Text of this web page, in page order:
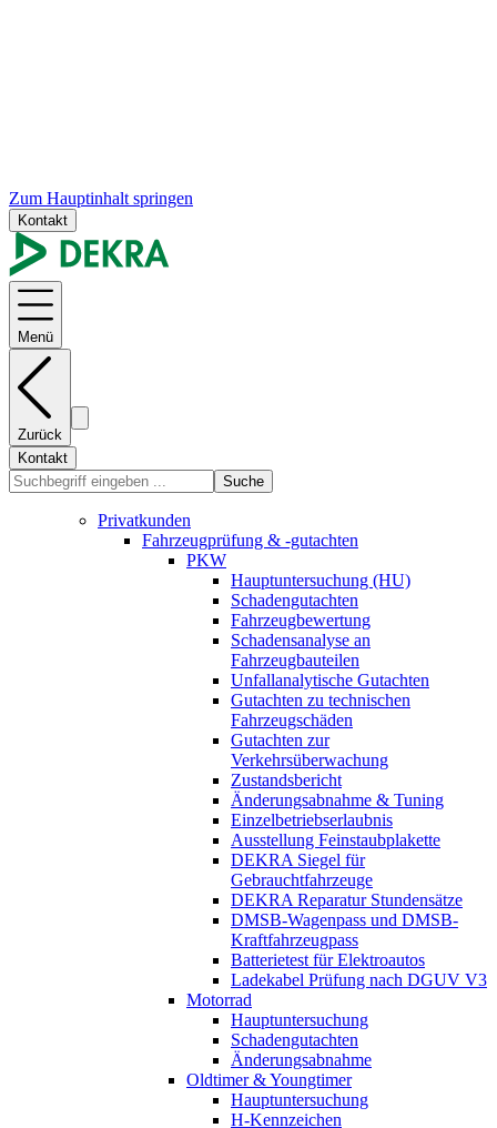
Zum Hauptinhalt springen
Kontakt
Menü
Zurück
Kontakt
Suche
Privatkunden
Fahrzeugprüfung & -gutachten
PKW
Hauptuntersuchung (HU)
Schadengutachten
Fahrzeugbewertung
Schadensanalyse an
Fahrzeugbauteilen
Unfallanalytische Gutachten
Gutachten zu technischen
Fahrzeugschäden
Gutachten zur
Verkehrsüberwachung
Zustandsbericht
Änderungsabnahme & Tuning
Einzelbetriebserlaubnis
Ausstellung Feinstaubplakette
DEKRA Siegel für
Gebrauchtfahrzeuge
DEKRA Reparatur Stundensätze
DMSB-Wagenpass und DMSB-
Kraftfahrzeugpass
Batterietest für Elektroautos
Ladekabel Prüfung nach DGUV V3
Motorrad
Hauptuntersuchung
Schadengutachten
Änderungsabnahme
Oldtimer & Youngtimer
Hauptuntersuchung
H-Kennzeichen